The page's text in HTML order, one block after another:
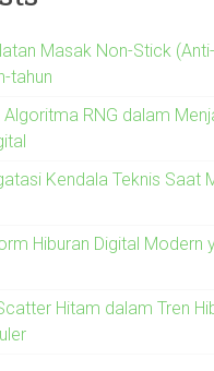
Masak Non-Stick
tahun
RNG dalam
Kendala Teknis Saat
Hiburan Digital Modern
Hitam dalam Tren